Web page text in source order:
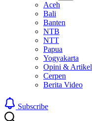
Aceh
Bali
Banten
NTB
NTT
Papua
Yogyakarta
Opini & Artikel
Cerpen
Berita Video
Subscribe